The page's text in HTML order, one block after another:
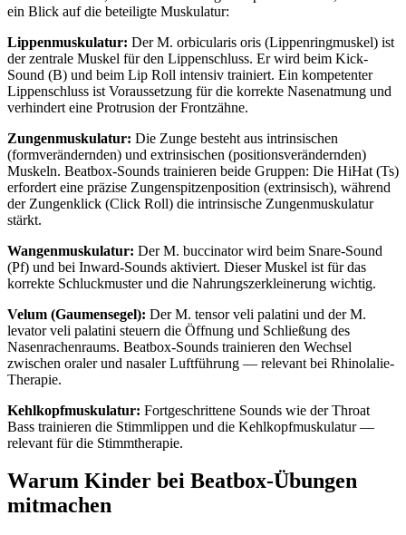
ein Blick auf die beteiligte Muskulatur:
Lippenmuskulatur: Der M. orbicularis oris (Lippenringmuskel) ist
der zentrale Muskel für den Lippenschluss. Er wird beim Kick-
Sound (B) und beim Lip Roll intensiv trainiert. Ein kompetenter
Lippenschluss ist Voraussetzung für die korrekte Nasenatmung und
verhindert eine Protrusion der Frontzähne.
Zungenmuskulatur: Die Zunge besteht aus intrinsischen
(formverändernden) und extrinsischen (positionsverändernden)
Muskeln. Beatbox-Sounds trainieren beide Gruppen: Die HiHat (Ts)
erfordert eine präzise Zungenspitzenposition (extrinsisch), während
der Zungenklick (Click Roll) die intrinsische Zungenmuskulatur
stärkt.
Wangenmuskulatur: Der M. buccinator wird beim Snare-Sound
(Pf) und bei Inward-Sounds aktiviert. Dieser Muskel ist für das
korrekte Schluckmuster und die Nahrungszerkleinerung wichtig.
Velum (Gaumensegel): Der M. tensor veli palatini und der M.
levator veli palatini steuern die Öffnung und Schließung des
Nasenrachenraums. Beatbox-Sounds trainieren den Wechsel
zwischen oraler und nasaler Luftführung — relevant bei Rhinolalie-
Therapie.
Kehlkopfmuskulatur: Fortgeschrittene Sounds wie der Throat
Bass trainieren die Stimmlippen und die Kehlkopfmuskulatur —
relevant für die Stimmtherapie.
Warum Kinder bei Beatbox-Übungen
mitmachen